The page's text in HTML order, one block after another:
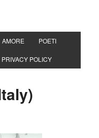
AMORE POETI
PRIVACY POLICY